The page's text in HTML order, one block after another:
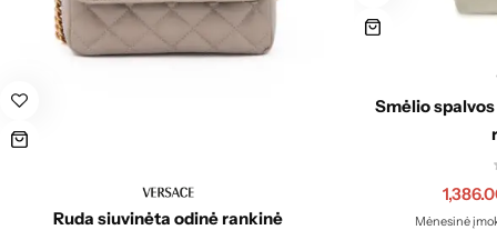
Ruda siuvinėta odinė rankinė
Smėlio
Mėnesinė